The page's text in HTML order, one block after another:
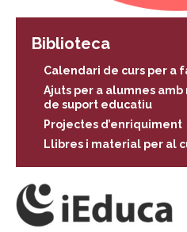
Biblioteca
Calendari de curs per a
Ajuts per a alumnes
de suport educatiu
Projectes d’enriquiment
Llibres i material per al